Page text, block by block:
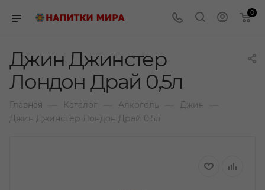
0
Джин Джинстер
Лондон Драй 0,5л
Главная Каталог Алкоголь Джин
Джин Джинстер Лондон Драй 0,5л